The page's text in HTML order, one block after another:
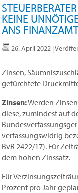
KEINE
ANS
26. April 2022 |
Zinsen,
gefürchtete
Zinsen:Werden
diese, zumindest auf
verfassungswidrig
BvR 2422/17). Für
dem hohen Zinssatz.
Für
Prozent pro Jahr